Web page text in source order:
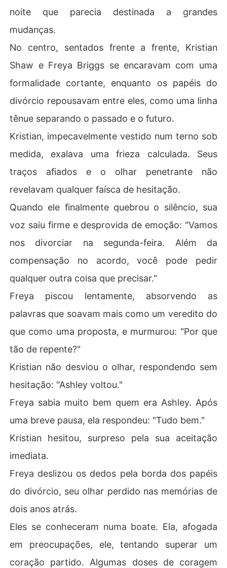
Ele pensava que Freya era apenas uma mulher comum,
deles. Agora que ela foi embora, ele faria qualquer cois
a para tê-la de volta.
noite que parecia destinada a grandes
mudanças.
No centro, sentados frente a frente, Kristian
Shaw e Freya Briggs se encaravam com uma
formalidade cortante, enquanto os papéis do
divórcio repousavam entre eles, como uma linha
tênue separando o passado e o futuro.
Kristian, impecavelmente vestido num terno sob
medida, exalava uma frieza calculada. Seus
traços afiados e o olhar penetrante não
revelavam qualquer faísca de hesitação.
Quando ele finalmente quebrou o silêncio, sua
voz saiu firme e desprovida de emoção: "Vamos
nos divorciar na segunda-feira. Além da
compensação no acordo, você pode pedir
qualquer outra coisa que precisar."
Freya piscou lentamente, absorvendo as
palavras que soavam mais como um veredito do
que como uma proposta, e murmurou: "Por que
tão de repente?"
Kristian não desviou o olhar, respondendo sem
hesitação: "Ashley voltou."
Freya sabia muito bem quem era Ashley. Após
uma breve pausa, ela respondeu: "Tudo bem."
Kristian hesitou, surpreso pela sua aceitação
imediata.
Freya deslizou os dedos pela borda dos papéis
do divórcio, seu olhar perdido nas memórias de
dois anos atrás.
Eles se conheceram numa boate. Ela, afogada
em preocupações, ele, tentando superar um
coração partido. Algumas doses de coragem